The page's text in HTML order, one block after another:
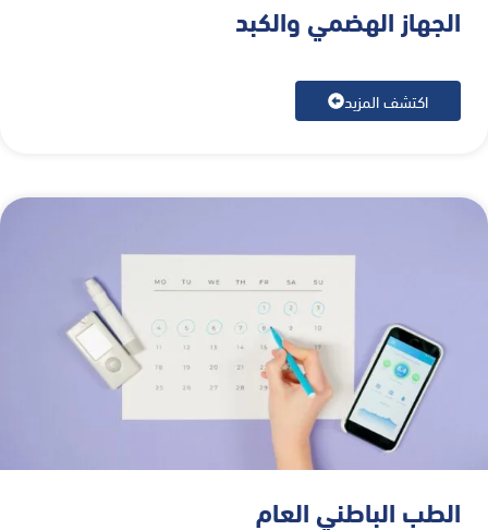
الجهاز الهضمي والكبد
اكتشف المزيد
الطب الباطني العام